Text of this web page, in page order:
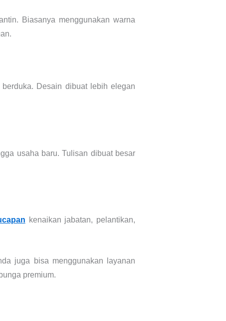
Biasanya menggunakan warna
Desain dibuat lebih elegan
usaha baru. Tulisan dibuat besar
kenaikan jabatan, pelantikan,
juga bisa menggunakan layanan
premium.